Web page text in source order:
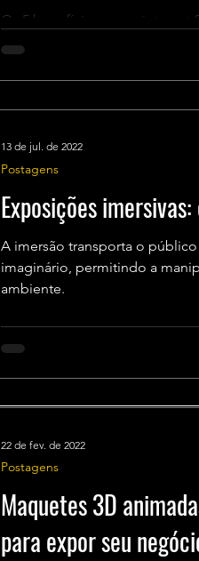
Os 5 benefícios que a internet
Exposições
A imersão transporta o
imaginário, permitindo a
ambiente.
Postagens
13 de jul. de 2022
Maquetes 3D
para expor seu
Postagens
22 de fev. de 2022